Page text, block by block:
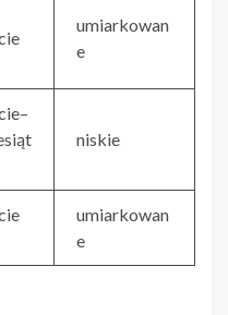
umiarkowan
e
niskie
umiarkowan
e